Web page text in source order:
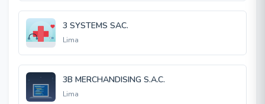
3 SYSTEMS SAC.
Lima
3B MERCHANDISING S.A.C.
Lima